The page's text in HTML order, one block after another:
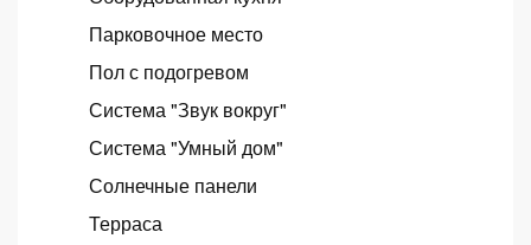
Парковочное место
Пол с подогревом
Система "Звук вокруг"
Система "Умный дом"
Солнечные панели
Терраса